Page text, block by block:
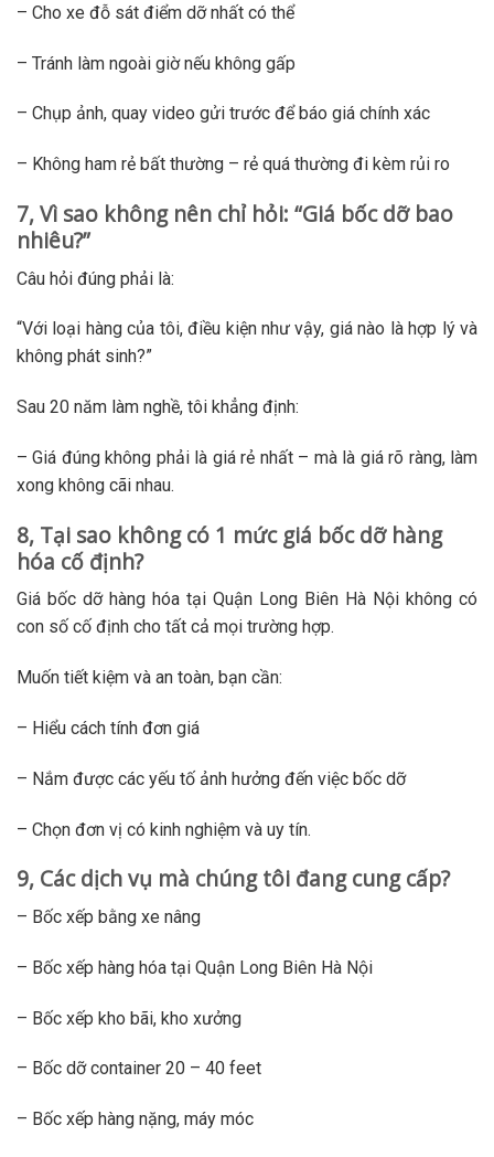
– Cho xe đỗ sát điểm dỡ nhất có thể
– Tránh làm ngoài giờ nếu không gấp
– Chụp ảnh, quay video gửi trước để báo giá chính xác
– Không ham rẻ bất thường – rẻ quá thường đi kèm rủi ro
7, Vì sao không nên chỉ hỏi: “Giá bốc dỡ bao
nhiêu?”
Câu hỏi đúng phải là:
“Với loại hàng của tôi, điều kiện như vậy, giá nào là hợp lý và
không phát sinh?”
Sau 20 năm làm nghề, tôi khẳng định:
– Giá đúng không phải là giá rẻ nhất – mà là giá rõ ràng, làm
xong không cãi nhau.
8, Tại sao không có 1 mức giá bốc dỡ hàng
hóa cố định?
Giá bốc dỡ hàng hóa tại Quận Long Biên Hà Nội không có
con số cố định cho tất cả mọi trường hợp.
Muốn tiết kiệm và an toàn, bạn cần:
– Hiểu cách tính đơn giá
– Nắm được các yếu tố ảnh hưởng đến việc bốc dỡ
– Chọn đơn vị có kinh nghiệm và uy tín.
9, Các dịch vụ mà chúng tôi đang cung cấp?
– Bốc xếp bằng xe nâng
– Bốc xếp hàng hóa tại Quận Long Biên Hà Nội
– Bốc xếp kho bãi, kho xưởng
– Bốc dỡ container 20 – 40 feet
– Bốc xếp hàng nặng, máy móc